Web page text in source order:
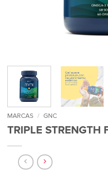
MARCAS / GNC
TRIPLE STRENGTH